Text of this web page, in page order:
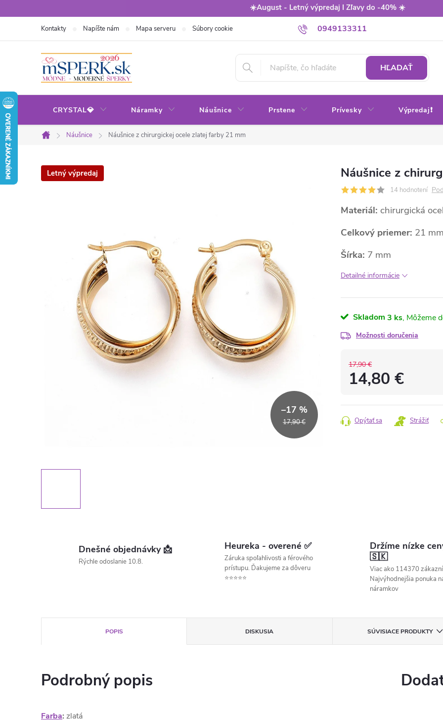
na
☀️August - Letný výpredaj I Zľavy do -40% ☀️
0949133311
Kontakty Napíšte nám Mapa serveru Súbory cookie Obchodné podmienky
HĽADAŤ
CRYSTAL💎 Náramky Náušnice Prstene Prívesky Výpredaj❗
Domov
Náušnice Náušnice z chirurgickej ocele zlatej farby 21 mm
Letný výpredaj
17,90 €
–17 %
Náušnice z
14 hodnotení
Materiál: chirurgická
Celkový priemer: 21 mm
Šírka: 7 mm
Detailné informácie
Skladom 3 ks
Možnosti doručenia
17,90 €
14,80 €
cena:
Opýtať sa Strážiť
Dnešné objednávky 📩
Rýchle odoslanie 10.8.
Heureka - overené ✅
Záruka spoľahlivosti a férového
prístupu. Ďakujeme za dôveru
⭐⭐⭐⭐⭐
Držíme nízke
🇸🇰
Viac ako 114370
Najvýhodnejšia ponuka
náramkov
POPIS DISKUSIA SÚVISIACE PRODUKTY
Podrobný popis
Farba: zlatá